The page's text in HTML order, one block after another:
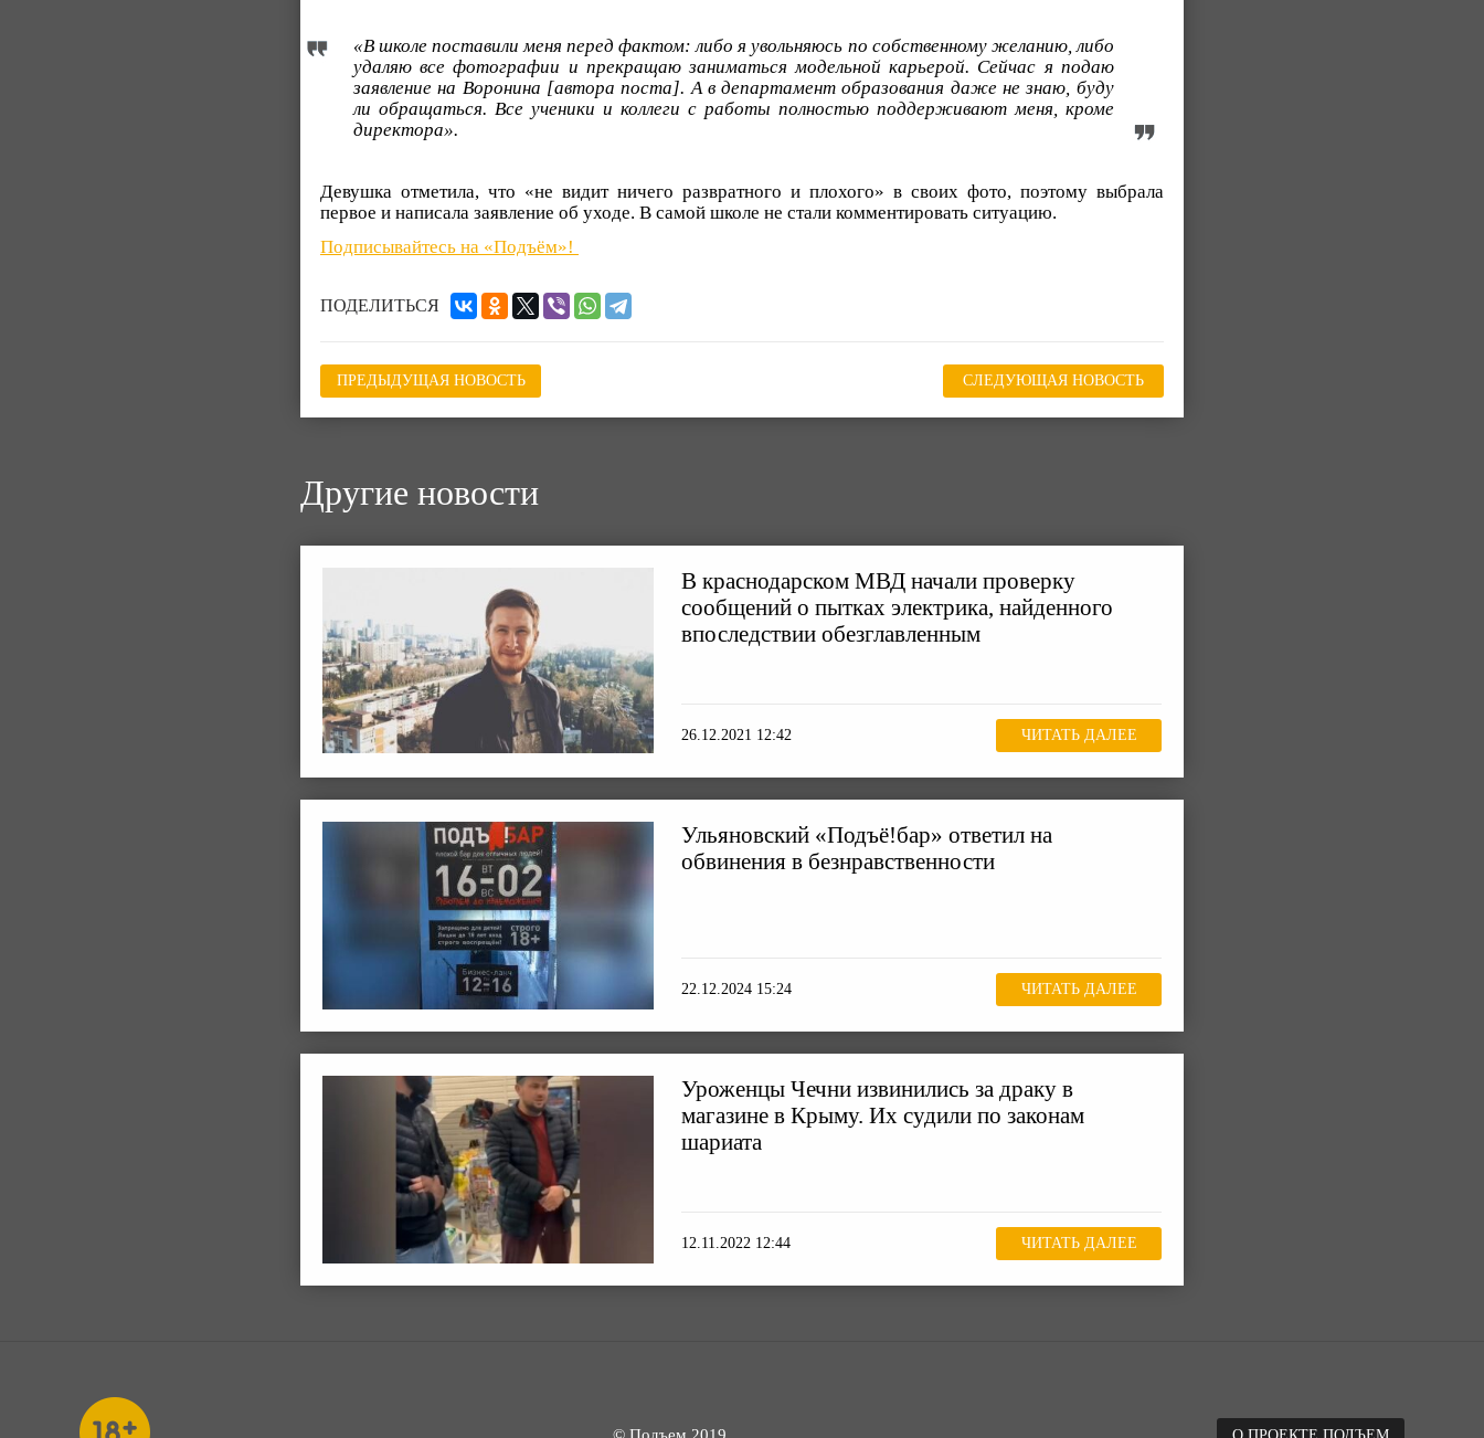
«В школе поставили меня перед фактом: либо я увольняюсь по собственному желанию, либо
удаляю все фотографии и прекращаю заниматься модельной карьерой. Сейчас я подаю
заявление на Воронина [автора поста]. А в департамент образования даже не знаю, буду
ли обращаться. Все ученики и коллеги с работы полностью поддерживают меня, кроме
директора».
Девушка отметила, что «не видит ничего развратного и плохого» в своих фото, поэтому выбрала
первое и написала заявление об уходе. В самой школе не стали комментировать ситуацию.
Подписывайтесь на «Подъём»!
ПОДЕЛИТЬСЯ
ПРЕДЫДУЩАЯ НОВОСТЬ СЛЕДУЮЩАЯ НОВОСТЬ
Другие новости
В краснодарском МВД начали проверку
сообщений о пытках электрика, найденного
впоследствии обезглавленным
26.12.2021 12:42 ЧИТАТЬ ДАЛЕЕ
Ульяновский «Подъё!бар» ответил на
обвинения в безнравственности
22.12.2024 15:24 ЧИТАТЬ ДАЛЕЕ
Уроженцы Чечни извинились за драку в
магазине в Крыму. Их судили по законам
шариата
12.11.2022 12:44 ЧИТАТЬ ДАЛЕЕ
© Подъем 2019 О ПРОЕКТЕ ПОДЪЕМ